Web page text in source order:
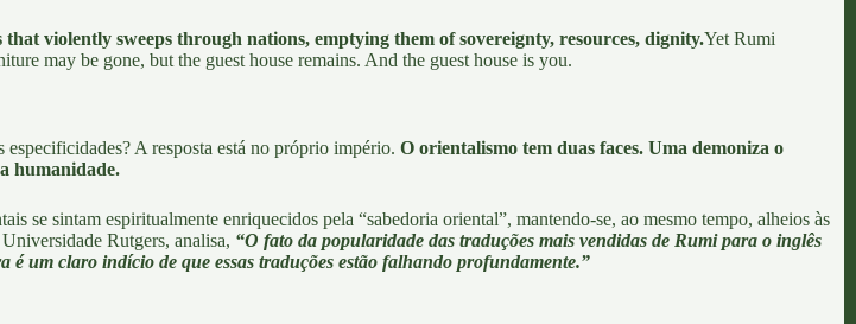
violently sweeps through nations, emptying them of sovereignty, resources, dignity.Yet Rumi
may be gone, but the guest house remains. And the guest house is you.
A resposta está no próprio império. O orientalismo tem duas faces. Uma demoniza o
humanidade.
se sintam espiritualmente enriquecidos pela “sabedoria oriental”, mantendo-se, ao mesmo tempo, alheios às
Rutgers, analisa, “O fato da popularidade das traduções mais vendidas de Rumi para o inglês
um claro indício de que essas traduções estão falhando profundamente.”